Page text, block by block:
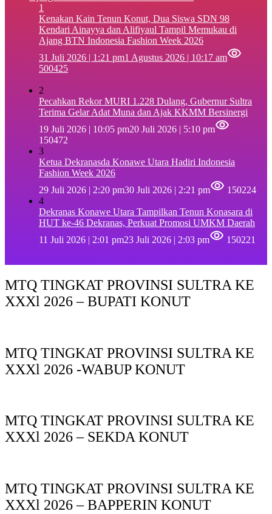
1
‎Kenakan Kain Tenun Konut, Dua Siswa SDN 98
Kendari Ainayya dan Alifiyaul Tampil Memukau di
Ajang BTN Indonesia Fashion Week 2026
31 Juli 2026 | 1:21 pm1 Agustus 2026 | 10:17 am
500425
2
Pecahkan Rekor MURI 1.228 Dulang, Gubernur Sultra
Terima Gelar Adat Muna dan Ajak KKMM Bersinergi
19 Juli 2026 | 10:05 pm20 Juli 2026 | 5:10 pm
150472
3
Ketua Dekranasda Konawe Utara Hadiri Indonesia
Fashion Week 2026
29 Juli 2026 | 2:20 pm30 Juli 2026 | 2:21 pm
150224
4
Dekranas Konawe Utara Tampilkan Tenun Konasara di
HUT ke-46 Dekranas, Perkuat Promosi UMKM Daerah
11 Juli 2026 | 2:01 pm23 Juli 2026 | 2:03 pm 150221
MTQ TINGKAT PROVINSI SULTRA KE
XXXl 2026 – BUPATI KONUT
MTQ TINGKAT PROVINSI SULTRA KE
XXXl 2026 -WABUP KONUT
MTQ TINGKAT PROVINSI SULTRA KE
XXXl 2026 – SEKDA KONUT
MTQ TINGKAT PROVINSI SULTRA KE
XXXl 2026 – BAPPERIN KONUT